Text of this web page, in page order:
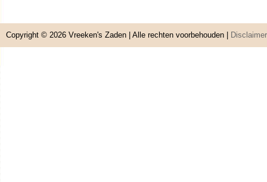
Copyright © 2026 Vreeken's Zaden | Alle rechten voorbehouden | Disclaimer